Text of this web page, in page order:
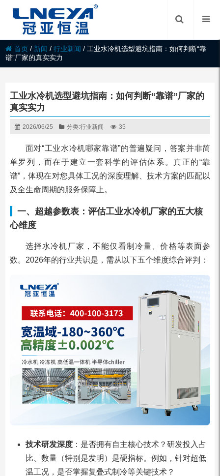
首页 / 新闻 /行业新闻 / 工业水冷机选型避坑指南：如何判断“靠
谱”厂家的真实实力
工业水冷机选型避坑指南：如何判断“靠谱”厂家的
真实实力
2026/06/25 分类:行业新闻 35
面对“工业水冷机哪家靠谱”的普遍疑问，答案并非简
单罗列，而在于建立一套科学的评估体系。真正的“靠
谱”，体现在对您具体工况的深度理解、技术方案的匹配以
及全生命周期的服务保障上。
一、超越参数表：评估工业水冷机厂家的五大核
心维度
选择水冷机厂家，不能仅看制冷量、价格等表面参
数。2026年的行业共识是，需从以下五个维度综合评判：
技术研发深度：是否拥有自主核心技术？研发投入占
比、数量（特别是发明）是硬指标。例如，针对超低
温工况，是否掌握复叠式制冷等关键技术？